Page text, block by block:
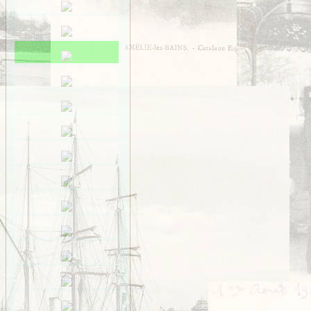
Saint-Méen
Saint-Ouen-des-Alleux
Saint-Père-Marc-en-
Poulet
Saint-Senoux
Saint-Servan
Saint-Suliac
Saint-Thurial
Saint-Énogat
Saint-Étienne-en-
Sens-de-Bretagne
Servon